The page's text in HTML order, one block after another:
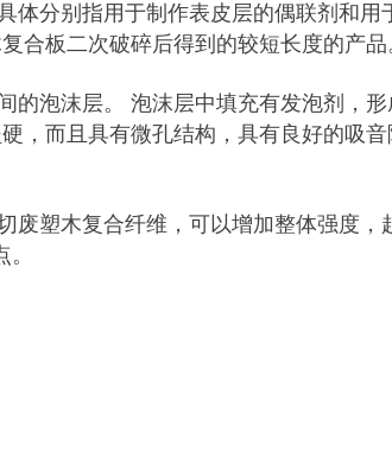
体分别指用于制作表皮层的偶联剂和用
合板二次破碎后得到的较短长度的产品
的泡沫层。 泡沫层中填充有发泡剂，形
，而且具有微孔结构，具有良好的吸音
废塑木复合纤维，可以增加整体强度，